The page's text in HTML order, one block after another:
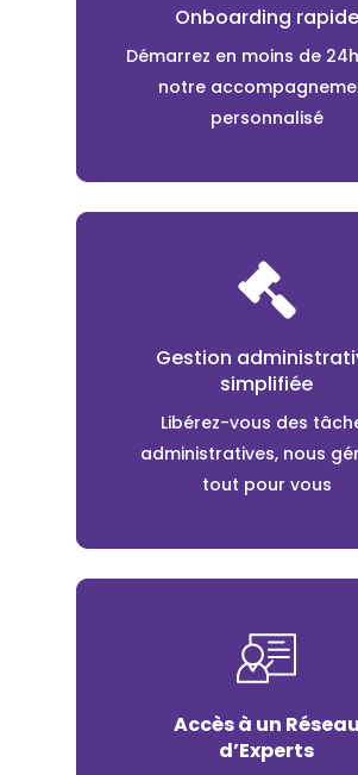
Onboarding rapide
Démarrez en moins de
notre
personnalisé
Gestion
simplifiée
Libérez-vous des
administratives, nous
tout pour vous
Accès à un Réseau
d’Experts